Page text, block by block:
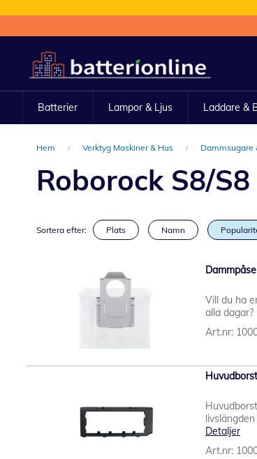
till
innehållet
Batterier Lampor & Ljus Laddare &
Hem Verktyg Maskiner & Hus Dammsugare
Roborock S8/
Sortera efter: Plats Namn
Vill du ha
alla
Art.nr:
Detaljer
Art.nr: